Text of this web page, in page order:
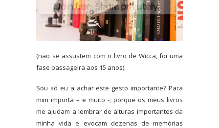
(não se assustem com o livro de Wicca, foi uma
fase passageira aos 15 anos).
Sou só eu a achar este gesto importante? Para
mim importa – e muito -, porque os meus livros
me ajudam a lembrar de alturas importantes da
minha vida e evocam dezenas de memórias